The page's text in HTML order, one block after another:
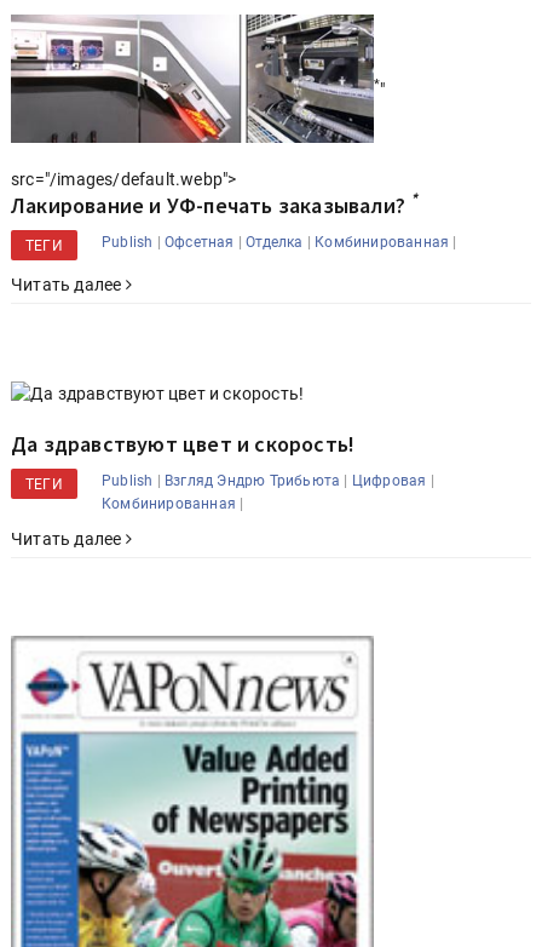
*"
src="/images/default.webp">
Лакирование и УФ-печать заказывали? *
ТЕГИ Publish |Офсетная |Отделка | Комбинированная |
Читать далее
Да здравствуют цвет и скорость!
ТЕГИ Publish | Взгляд Эндрю Трибьюта | Цифровая |
Комбинированная |
Читать далее